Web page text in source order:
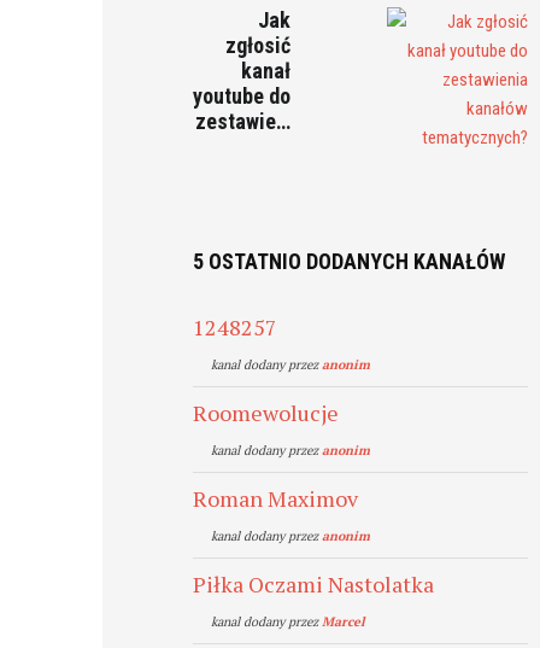
Jak
zgłosić
kanał
youtube do
zestawie…
5 OSTATNIO DODANYCH KANAŁÓW
1248257
kanal dodany przezanonim
Roomewolucje
kanal dodany przezanonim
Roman Maximov
kanal dodany przezanonim
Piłka Oczami Nastolatka
kanal dodany przezMarcel